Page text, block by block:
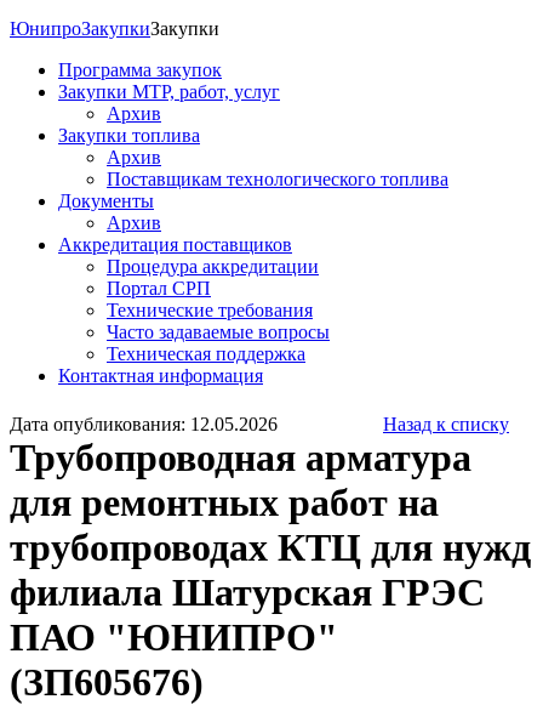
ЮнипроЗакупкиЗакупки
Программа закупок
Закупки МТР, работ, услуг
Архив
Закупки топлива
Архив
Поставщикам технологического топлива
Документы
Архив
Аккредитация поставщиков
Процедура аккредитации
Портал СРП
Технические требования
Часто задаваемые вопросы
Техническая поддержка
Контактная информация
Дата опубликования: 12.05.2026 Назад к списку
Трубопроводная арматура
для ремонтных работ на
трубопроводах КТЦ для нужд
филиала Шатурская ГРЭС
ПАО "ЮНИПРО"
(ЗП605676)